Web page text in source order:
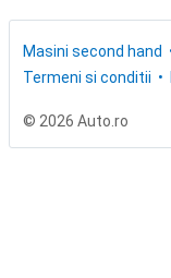
Masini second hand
Termeni si conditii
© 2026 Auto.ro